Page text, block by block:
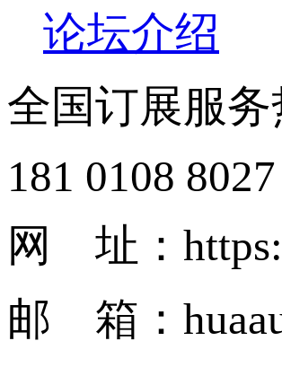
论坛介绍
全国订展服
181 0108 8027
网 址：
邮 箱：